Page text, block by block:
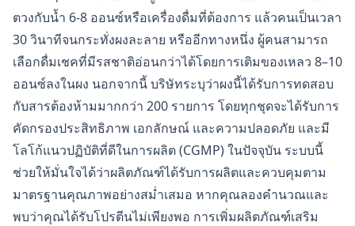
ตวงกับน้ำ 6-8 ออนซ์หรือเครื่องดื่มที่ต้องการ แล้วคนเป็นเวลา
30 วินาทีจนกระทั่งผงละลาย หรืออีกทางหนึ่ง ผู้คนสามารถ
เลือกดื่มเชคที่มีรสชาติอ่อนกว่าได้โดยการเติมของเหลว 8–10
ออนซ์ลงในผง นอกจากนี้ บริษัทระบุว่าผงนี้ได้รับการทดสอบ
กับสารต้องห้ามมากกว่า 200 รายการ โดยทุกชุดจะได้รับการ
คัดกรองประสิทธิภาพ เอกลักษณ์ และความปลอดภัย และมี
โลโก้แนวปฏิบัติที่ดีในการผลิต (CGMP) ในปัจจุบัน ระบบนี้
ช่วยให้มั่นใจได้ว่าผลิตภัณฑ์ได้รับการผลิตและควบคุมตาม
มาตรฐานคุณภาพอย่างสม่ำเสมอ หากคุณลองคำนวณและ
พบว่าคุณได้รับโปรตีนไม่เพียงพอ การเพิ่มผลิตภัณฑ์เสริม